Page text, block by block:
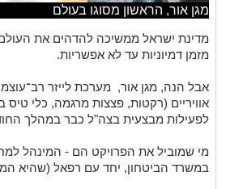
מגן אור, הראשון מסוגו בעולם
מדינת ישראל ממשיכה להדהים את
מזמן דמיוניות עד לא אפשריות.
אבל הנה, מגן אור, מערכת לייזר
אוויריים (רקטות, פצצות מרגמה, כלי טיס
לפעילות מבצעית בצה"ל כבר במהלך
מי שמוביל את הפרויקט הם - המינהל
במשרד הביטחון, יחד עם רפאל (שהיא